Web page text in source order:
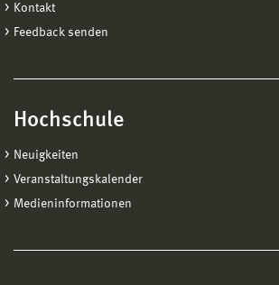
Kontakt
Feedback senden
Hochschule
Neuigkeiten
Veranstaltungskalender
Medieninformationen